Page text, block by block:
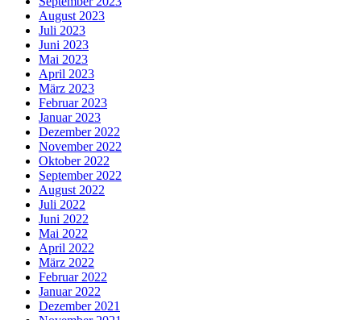
August 2023
Juli 2023
Juni 2023
Mai 2023
April 2023
März 2023
Februar 2023
Januar 2023
Dezember 2022
November 2022
Oktober 2022
September 2022
August 2022
Juli 2022
Juni 2022
Mai 2022
April 2022
März 2022
Februar 2022
Januar 2022
Dezember 2021